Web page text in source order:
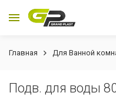
Главная Для Ванной
Подв. для воды